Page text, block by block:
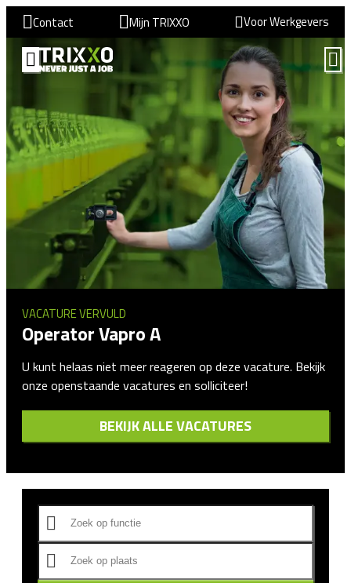
Contact Mijn TRIXXO Voor Werkgevers
VACATURE VERVULD
Operator Vapro A
U kunt helaas niet meer reageren op deze vacature. Bekijk
onze openstaande vacatures en solliciteer!
BEKIJK ALLE VACATURES